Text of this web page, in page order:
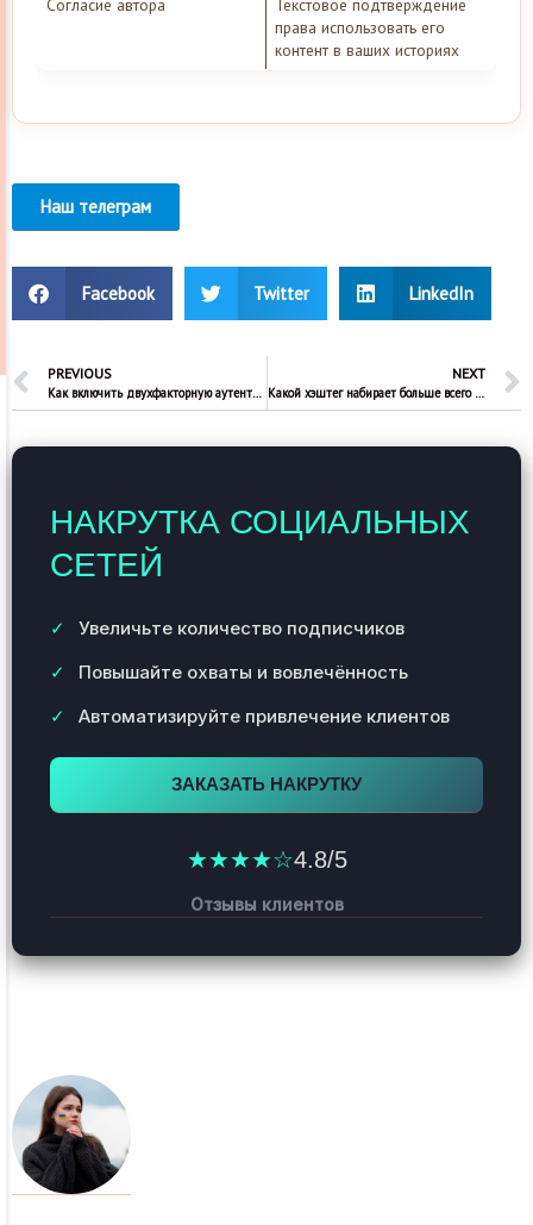
Согласие автора
Текстовое подтверждение
права использовать его
контент в ваших историях
Наш телеграм
Facebook Twitter LinkedIn
PREVIOUS
Как включить двухфакторную аутентификацию в Инстаграм
NEXT
Какой хэштег набирает больше всего лайков в Тик ток?
НАКРУТКА СОЦИАЛЬНЫХ
СЕТЕЙ
Увеличьте количество подписчиков
Повышайте охваты и вовлечённость
Автоматизируйте привлечение клиентов
ЗАКАЗАТЬ НАКРУТКУ
★★★★☆4.8/5
Отзывы клиентов